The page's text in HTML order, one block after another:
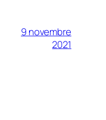
9 novembre
2021